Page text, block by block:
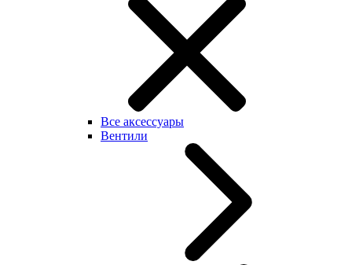
Все аксессуары
Вентили